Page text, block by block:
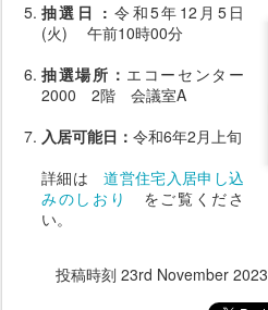
抽選日 : 令和5年12月5日
(火) 午前10時00分
抽選場所： エコーセンター
2000 2階 会議室A
入居可能日： 令和6年2月上旬
詳細は道営住宅入居申し込
みのしおり
をご覧くださ
い。
投稿時刻 23rd November 2023